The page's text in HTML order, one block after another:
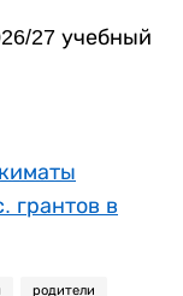
27 учебный
грантов в
родители